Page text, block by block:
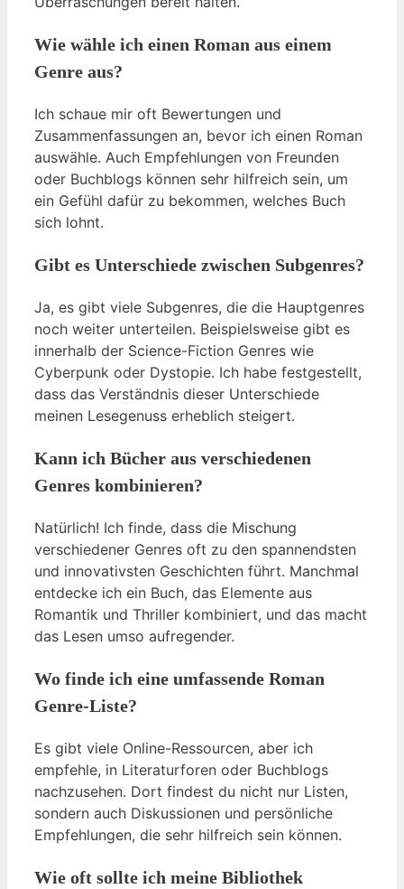
Wie wähle ich einen Roman aus einem
Genre aus?
Ich schaue mir oft Bewertungen und
Zusammenfassungen an, bevor ich einen Roman
auswähle. Auch Empfehlungen von Freunden
oder Buchblogs können sehr hilfreich sein, um
ein Gefühl dafür zu bekommen, welches Buch
sich lohnt.
Gibt es Unterschiede zwischen Subgenres?
Ja, es gibt viele Subgenres, die die Hauptgenres
noch weiter unterteilen. Beispielsweise gibt es
innerhalb der Science-Fiction Genres wie
Cyberpunk oder Dystopie. Ich habe festgestellt,
dass das Verständnis dieser Unterschiede
meinen Lesegenuss erheblich steigert.
Kann ich Bücher aus verschiedenen
Genres kombinieren?
Natürlich! Ich finde, dass die Mischung
verschiedener Genres oft zu den spannendsten
und innovativsten Geschichten führt. Manchmal
entdecke ich ein Buch, das Elemente aus
Romantik und Thriller kombiniert, und das macht
das Lesen umso aufregender.
Wo finde ich eine umfassende Roman
Genre-Liste?
Es gibt viele Online-Ressourcen, aber ich
empfehle, in Literaturforen oder Buchblogs
nachzusehen. Dort findest du nicht nur Listen,
sondern auch Diskussionen und persönliche
Empfehlungen, die sehr hilfreich sein können.
Wie oft sollte ich meine Bibliothek